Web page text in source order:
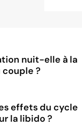
nuit-elle à la
?
effets du cycle
la libido ?